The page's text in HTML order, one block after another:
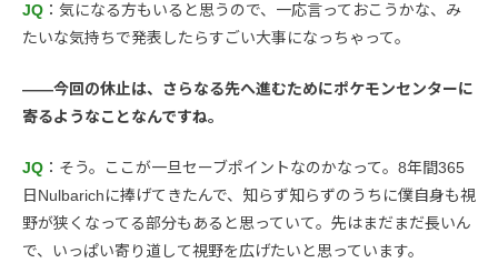
JQ ：気になる方もいると思うので、一応言っておこうかな、み
たいな気持ちで発表したらすごい大事になっちゃって。
――今回の休止は、さらなる先へ進むためにポケモンセンターに
寄るようなことなんですね。
JQ ：そう。ここが一旦セーブポイントなのかなって。8年間365
日Nulbarichに捧げてきたんで、知らず知らずのうちに僕自身も視
野が狭くなってる部分もあると思っていて。先はまだまだ長いん
で、いっぱい寄り道して視野を広げたいと思っています。